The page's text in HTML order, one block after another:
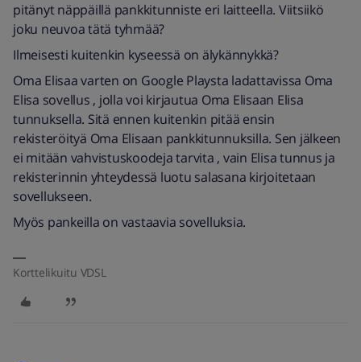
pitänyt näppäillä pankkitunniste eri laitteella. Viitsiikö
joku neuvoa tätä tyhmää?
Ilmeisesti kuitenkin kyseessä on älykännykkä?
Oma Elisaa varten on Google Playsta ladattavissa Oma
Elisa sovellus , jolla voi kirjautua Oma Elisaan Elisa
tunnuksella. Sitä ennen kuitenkin pitää ensin
rekisteröityä Oma Elisaan pankkitunnuksilla. Sen jälkeen
ei mitään vahvistuskoodeja tarvita , vain Elisa tunnus ja
rekisterinnin yhteydessä luotu salasana kirjoitetaan
sovellukseen.
Myös pankeilla on vastaavia sovelluksia.
Korttelikuitu VDSL